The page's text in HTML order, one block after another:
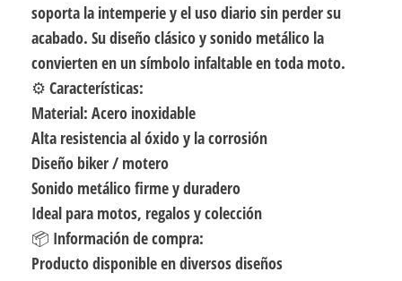
soporta la intemperie y el uso diario sin perder su
acabado. Su diseño clásico y sonido metálico la
convierten en un símbolo infaltable en toda moto.
⚙️ Características:
Material: Acero inoxidable
Alta resistencia al óxido y la corrosión
Diseño biker / motero
Sonido metálico firme y duradero
Ideal para motos, regalos y colección
📦 Información de compra:
Producto disponible en diversos diseños